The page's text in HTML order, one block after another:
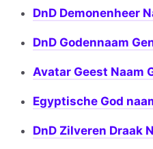
DnD Demonenheer
DnD Godennaam
Avatar Geest Naam
Egyptische God
DnD Zilveren Draak